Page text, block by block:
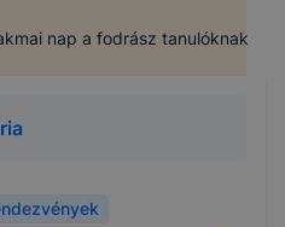
nap a fodrász tanulóknak